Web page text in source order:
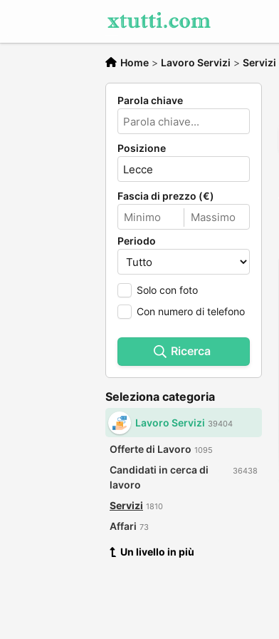
Home > Lavoro Servizi > Servizi
Parola chiave
Posizione
Fascia di prezzo (€)
Periodo
Solo con foto
Con numero di telefono
Ricerca
Seleziona categoria
Lavoro Servizi 39404
Offerte di Lavoro 1095
Candidati in cerca di
lavoro
36438
Servizi 1810
Affari 73
Un livello in più